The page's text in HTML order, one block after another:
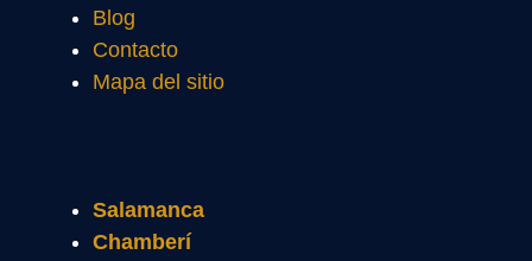
Blog
Contacto
Mapa del sitio
Salamanca
Chamberí